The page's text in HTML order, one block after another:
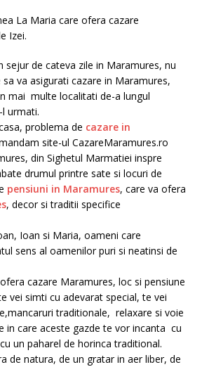
La Maria care ofera cazare
Izei.
sejur de cateva zile in Maramures, nu
va asigurati cazare in Maramures,
mai multe localitati de-a lungul
urmati.
problema de cazare in
site-ul CazareMaramures.ro
din Sighetul Marmatiei inspre
drumul printre sate si locuri de
pensiuni in Maramures, care va ofera
, decor si traditii specifice
Ioan si Maria, oameni care
sens al oamenilor puri si neatinsi de
cazare Maramures, loc si pensiune
vei simti cu adevarat special, te vei
traditionale, relaxare si voie
in care aceste gazde te vor incanta cu
un paharel de horinca traditional.
de natura, de un gratar in aer liber, de